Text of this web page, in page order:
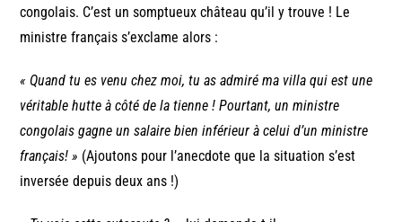
congolais. C’est un somptueux château qu’il y trouve ! Le
ministre français s’exclame alors :
« Quand tu es venu chez moi, tu as admiré ma villa qui est une
véritable hutte à côté de la tienne ! Pourtant, un ministre
congolais gagne un salaire bien inférieur à celui d’un ministre
français! » (Ajoutons pour l’anecdote que la situation s’est
inversée depuis deux ans !)